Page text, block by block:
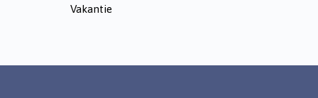
Vakantie